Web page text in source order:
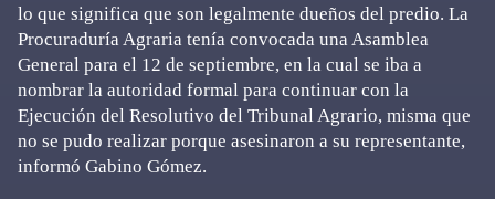
lo que significa que son legalmente dueños del predio. La
Procuraduría Agraria tenía convocada una Asamblea
General para el 12 de septiembre, en la cual se iba a
nombrar la autoridad formal para continuar con la
Ejecución del Resolutivo del Tribunal Agrario, misma que
no se pudo realizar porque asesinaron a su representante,
informó Gabino Gómez.